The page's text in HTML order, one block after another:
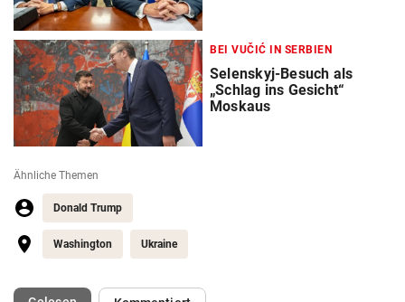
BEI VUČIĆ IN SERBIEN
Selenskyj-Besuch als
„Schlag ins Gesicht“
Moskaus
Ähnliche Themen
Donald Trump
Washington Ukraine